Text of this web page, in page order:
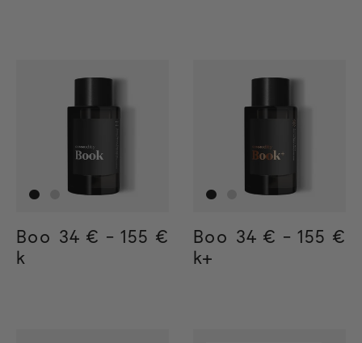
Boo
k
Regular price
34 € - 155 €
Regular price
155€
Regular price
34€
Boo
k+
Regular price
34 € - 155 €
155€
34€